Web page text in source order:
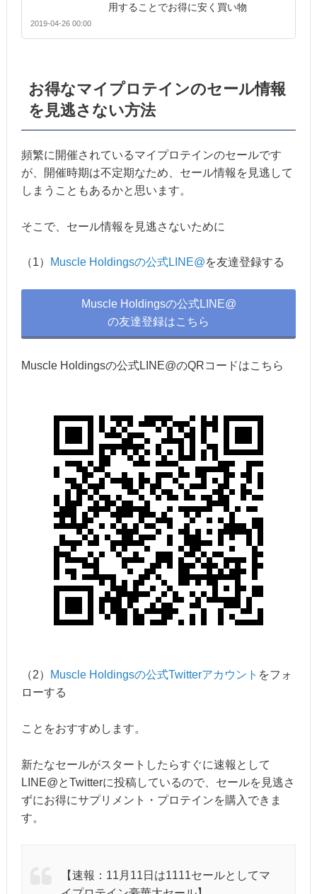
用することでお得に安く買い物
2019-04-26 00:00
お得なマイプロテインのセール情報
を見逃さない方法
頻繁に開催されているマイプロテインのセールです
が、開催時期は不定期なため、セール情報を見逃して
しまうこともあるかと思います。
そこで、セール情報を見逃さないために
（1） Muscle Holdingsの公式LINE@を友達登録する
Muscle Holdingsの公式LINE@
の友達登録はこちら
Muscle Holdingsの公式LINE@のQRコードはこちら
（2） Muscle Holdingsの公式Twitterアカウント をフォ
ローする
ことをおすすめします。
新たなセールがスタートしたらすぐに速報として
LINE@とTwitterに投稿しているので、セールを見逃さ
ずにお得にサプリメント・プロテインを購入できま
す。
【速報：11月11日は1111セールとしてマ